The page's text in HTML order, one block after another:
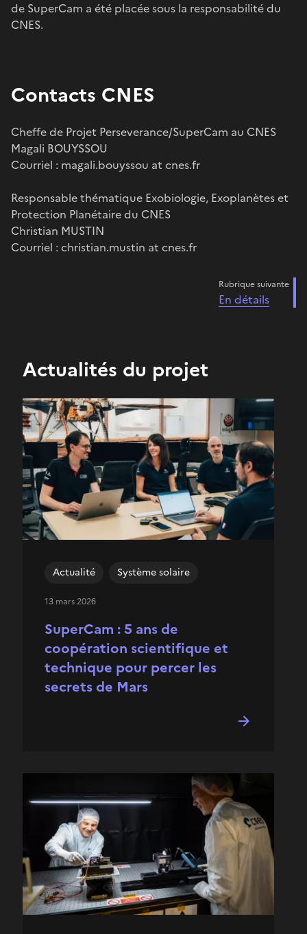
de SuperCam a été placée sous la responsabilité du
CNES.
Contacts CNES
Cheffe de Projet Perseverance/SuperCam au CNES
Magali BOUYSSOU
Courriel : magali.bouyssou at cnes.fr
Responsable thématique Exobiologie, Exoplanètes et
Protection Planétaire du CNES
Christian MUSTIN
Courriel : christian.mustin at cnes.fr
Rubrique suivante
En détails
Actualités du projet
SuperCam : 5 ans de
coopération scientifique et
technique pour percer les
secrets de Mars
Actualité Système solaire
13 mars 2026